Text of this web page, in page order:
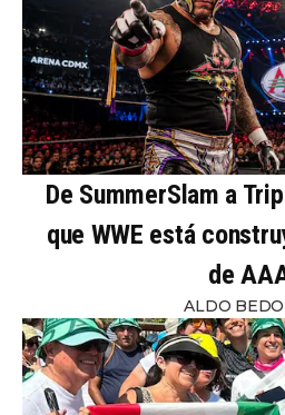
De SummerSlam a
que WWE está
de
ALDO